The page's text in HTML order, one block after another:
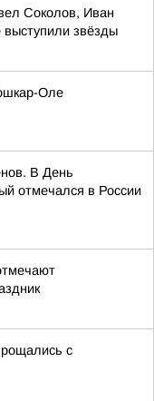
Соколов, Иван
звёзды
Оле
В День
отмечался в России
с